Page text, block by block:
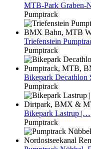
MTB-Park Graben-
Pumptrack
Triefenstein
Pumptrack
Bikepark Decathlon
Pumptrack
Bikepark Lastrup |…
Pumptrack